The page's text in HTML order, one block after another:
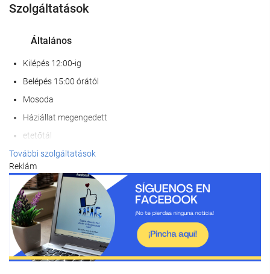
Szolgáltatások
Általános
Kilépés 12:00-ig
Belépés 15:00 órától
Mosoda
Háziállat megengedett
etetőtál
Légkondicionáló
Fűtés
Lift
Mozgáskorlátozott személyek belépésére alkalmas
Nem dohányzó szobák
összes közös- és magánhelyiség nemdohányzó
Dohányzásra kijelölt terület
További szolgáltatások
Reklám